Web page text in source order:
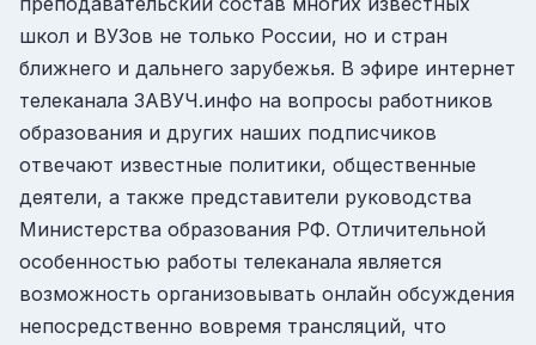
школ и ВУЗов не только России, но и стран
ближнего и дальнего зарубежья. В эфире интернет
телеканала ЗАВУЧ.инфо на вопросы работников
образования и других наших подписчиков
отвечают известные политики, общественные
деятели, а также представители руководства
Министерства образования РФ. Отличительной
особенностью работы телеканала является
возможность организовывать онлайн обсуждения
непосредственно вовремя трансляций, что